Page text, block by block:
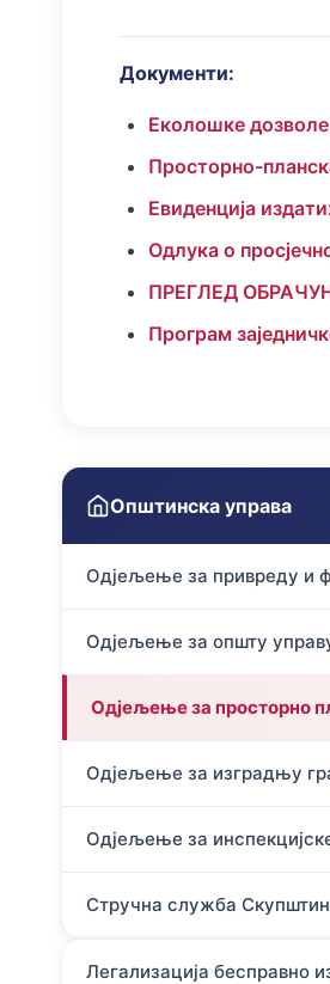
Документи:
Еколошке дозволе
Просторно-
Евиденција
Одлука о
ПРЕГЛЕД
Програм
Општинска управа
Одјељење за привреду и
Одјељење за општу
Одјељење за просторно
Одјељење за изградњу
Одјељење за
Стручна служба
Легализација бесправно